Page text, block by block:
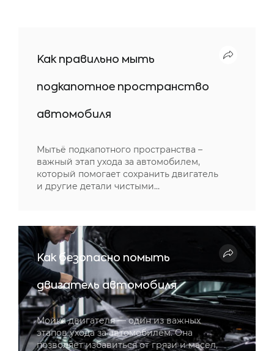
Как правильно мыть
подкапотное пространство
автомобиля
Мытьё подкапотного пространства –
важный этап ухода за автомобилем,
который помогает сохранить двигатель
и другие детали чистыми…
Как безопасно помыть
двигатель автомобиля
Мойка двигателя — один из важных
этапов ухода за автомобилем. Она
позволяет избавиться от грязи и масел,